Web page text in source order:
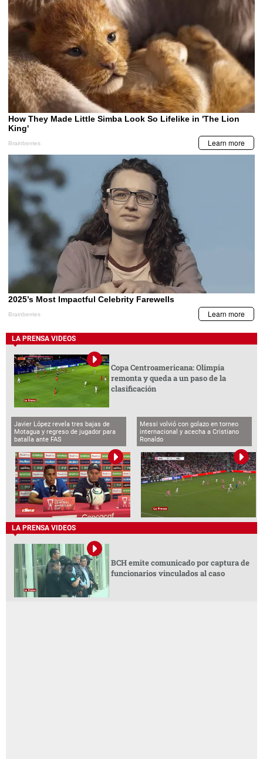
LA PRENSA VIDEOS
Copa Centroamericana: Olimpia
remonta y queda a un paso de la
clasificación
Javier López revela tres bajas de
Motagua y regreso de jugador para
batalla ante FAS
Messi volvió con golazo en torneo
internacional y acecha a Cristiano
Ronaldo
LA PRENSA VIDEOS
BCH emite comunicado por captura de
funcionarios vinculados al caso